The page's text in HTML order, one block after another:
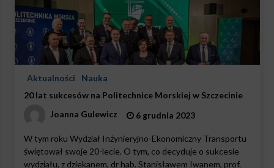
Aktualności
Nauka
20 lat sukcesów na Politechnice Morskiej w Szczecinie
Joanna Gulewicz
6 grudnia 2023
W tym roku Wydział Inżynieryjno-Ekonomiczny Transportu
świętował swoje 20-lecie. O tym, co decyduje o sukcesie
wydziału, z dziekanem, dr hab. Stanisławem Iwanem, prof.